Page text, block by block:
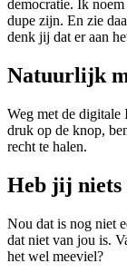
democratie. Ik
dupe zijn. En zie
denk jij dat er aan
Natuurlijk
Weg met de digitale
druk op de knop,
recht te halen.
Heb jij niets
Nou dat is nog niet
dat niet van jou is.
het wel meeviel?